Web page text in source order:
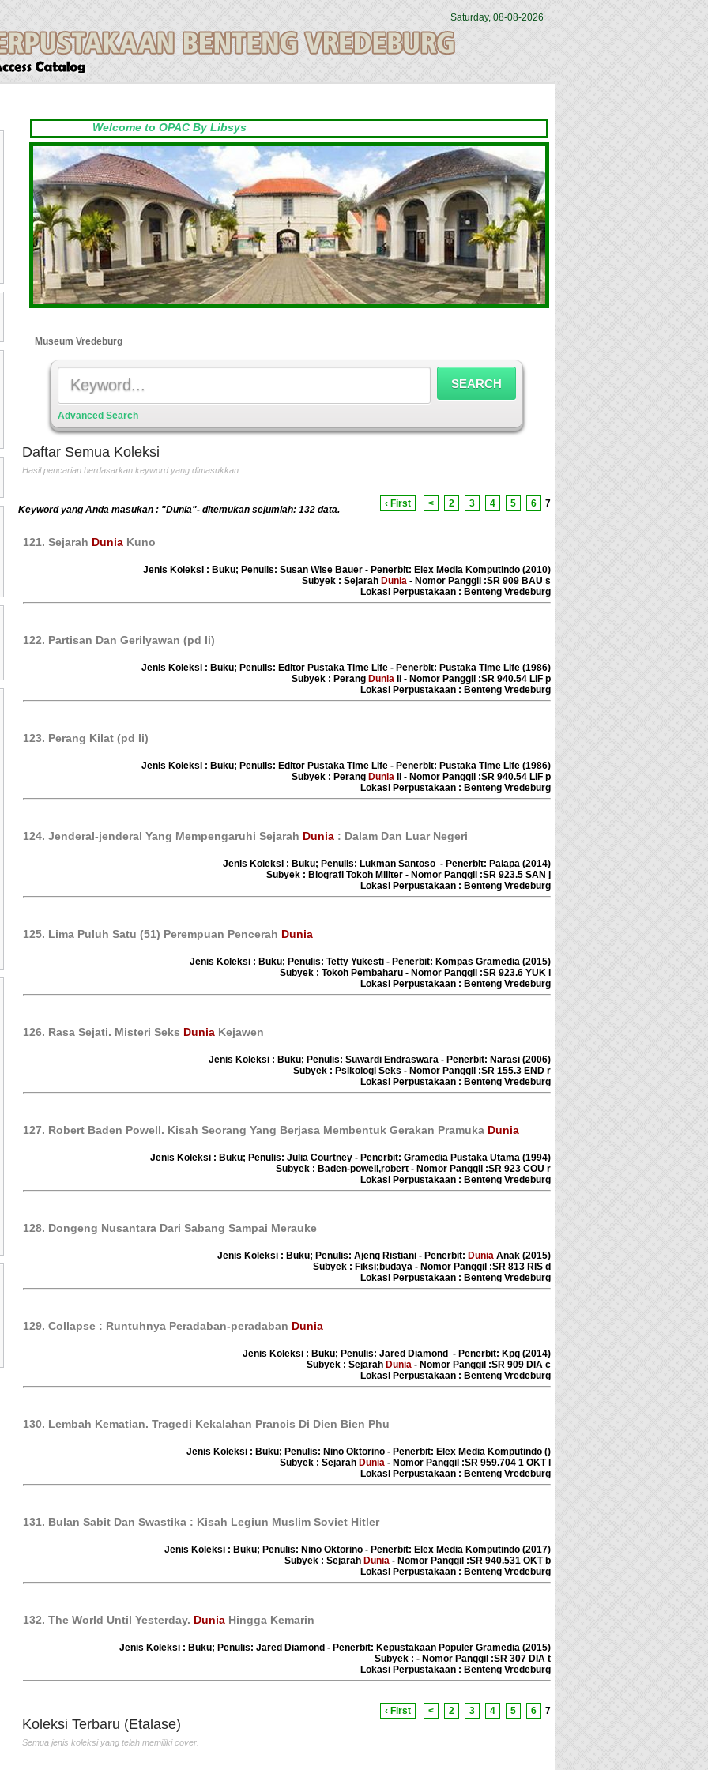
Saturday, 08-08-2026
Welcome to OPAC By Libsys
Museum Vredeburg
Advanced Search
Daftar Semua Koleksi
Hasil pencarian berdasarkan keyword yang dimasukkan.
‹ First < 2 3 4 5 6 7
Keyword yang Anda masukan : "Dunia"- ditemukan sejumlah: 132 data.
121. Sejarah Dunia Kuno
Jenis Koleksi : Buku; Penulis: Susan Wise Bauer - Penerbit: Elex Media Komputindo (2010)
Subyek : Sejarah Dunia - Nomor Panggil :SR 909 BAU s
Lokasi Perpustakaan : Benteng Vredeburg
122. Partisan Dan Gerilyawan (pd Ii)
Jenis Koleksi : Buku; Penulis: Editor Pustaka Time Life - Penerbit: Pustaka Time Life (1986)
Subyek : Perang Dunia Ii - Nomor Panggil :SR 940.54 LIF p
Lokasi Perpustakaan : Benteng Vredeburg
123. Perang Kilat (pd Ii)
Jenis Koleksi : Buku; Penulis: Editor Pustaka Time Life - Penerbit: Pustaka Time Life (1986)
Subyek : Perang Dunia Ii - Nomor Panggil :SR 940.54 LIF p
Lokasi Perpustakaan : Benteng Vredeburg
124. Jenderal-jenderal Yang Mempengaruhi Sejarah Dunia : Dalam Dan Luar Negeri
Jenis Koleksi : Buku; Penulis: Lukman Santoso - Penerbit: Palapa (2014)
Subyek : Biografi Tokoh Militer - Nomor Panggil :SR 923.5 SAN j
Lokasi Perpustakaan : Benteng Vredeburg
125. Lima Puluh Satu (51) Perempuan Pencerah Dunia
Jenis Koleksi : Buku; Penulis: Tetty Yukesti - Penerbit: Kompas Gramedia (2015)
Subyek : Tokoh Pembaharu - Nomor Panggil :SR 923.6 YUK l
Lokasi Perpustakaan : Benteng Vredeburg
126. Rasa Sejati. Misteri Seks Dunia Kejawen
Jenis Koleksi : Buku; Penulis: Suwardi Endraswara - Penerbit: Narasi (2006)
Subyek : Psikologi Seks - Nomor Panggil :SR 155.3 END r
Lokasi Perpustakaan : Benteng Vredeburg
127. Robert Baden Powell. Kisah Seorang Yang Berjasa Membentuk Gerakan Pramuka Dunia
Jenis Koleksi : Buku; Penulis: Julia Courtney - Penerbit: Gramedia Pustaka Utama (1994)
Subyek : Baden-powell,robert - Nomor Panggil :SR 923 COU r
Lokasi Perpustakaan : Benteng Vredeburg
128. Dongeng Nusantara Dari Sabang Sampai Merauke
Jenis Koleksi : Buku; Penulis: Ajeng Ristiani - Penerbit: Dunia Anak (2015)
Subyek : Fiksi;budaya - Nomor Panggil :SR 813 RIS d
Lokasi Perpustakaan : Benteng Vredeburg
129. Collapse : Runtuhnya Peradaban-peradaban Dunia
Jenis Koleksi : Buku; Penulis: Jared Diamond - Penerbit: Kpg (2014)
Subyek : Sejarah Dunia - Nomor Panggil :SR 909 DIA c
Lokasi Perpustakaan : Benteng Vredeburg
130. Lembah Kematian. Tragedi Kekalahan Prancis Di Dien Bien Phu
Jenis Koleksi : Buku; Penulis: Nino Oktorino - Penerbit: Elex Media Komputindo ()
Subyek : Sejarah Dunia - Nomor Panggil :SR 959.704 1 OKT l
Lokasi Perpustakaan : Benteng Vredeburg
131. Bulan Sabit Dan Swastika : Kisah Legiun Muslim Soviet Hitler
Jenis Koleksi : Buku; Penulis: Nino Oktorino - Penerbit: Elex Media Komputindo (2017)
Subyek : Sejarah Dunia - Nomor Panggil :SR 940.531 OKT b
Lokasi Perpustakaan : Benteng Vredeburg
132. The World Until Yesterday. Dunia Hingga Kemarin
Jenis Koleksi : Buku; Penulis: Jared Diamond - Penerbit: Kepustakaan Populer Gramedia (2015)
Subyek : - Nomor Panggil :SR 307 DIA t
Lokasi Perpustakaan : Benteng Vredeburg
‹ First < 2 3 4 5 6 7
Koleksi Terbaru (Etalase)
Semua jenis koleksi yang telah memiliki cover.
Th.Terbit :2012
Sultan Agung
101 Fakta & Mitos
Penulis :Mira
Widiasarana Indonesia
Th.Terbit :2014